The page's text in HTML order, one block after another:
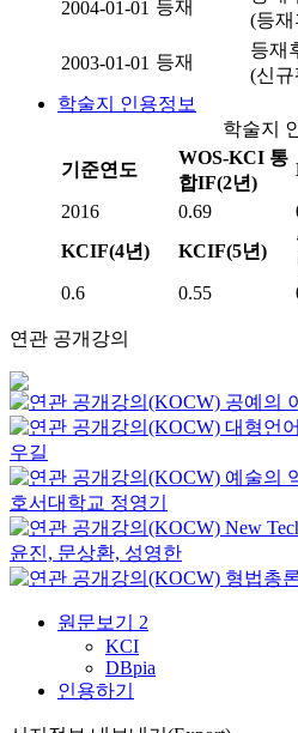
2004-01-01 등재
(등
2003-01-01 등재
등재
(신
학술지 인용정보
학술지
기준연도
WOS-KCI 통
합IF(2년)
2016 0.69
KCIF(4년)
KCIF(5년)
0.6 0.55
연관 공개강의
공예의
대형언
우길
예술의
호서대학교 정영기
New
윤진, 문상환, 성영한
형법총
원문보기 2
KCI
DBpia
인용하기